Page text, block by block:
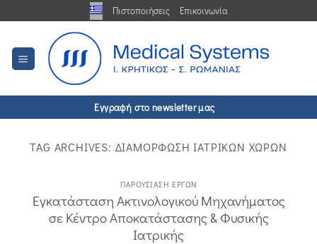
στο
περιεχόμενο
Πιστοποιήσεις Επικοινωνία
Εγγραφή στο newsletter μας
TAG ARCHIVES: ΔΙΑΜΌΡΦΩΣΗ ΙΑΤΡΙΚΏΝ ΧΏΡΩΝ
ΠΑΡΟΥΣΊΑΣΗ ΈΡΓΩΝ
Εγκατάσταση Ακτινολογικού Μηχανήματος
σε Κέντρο Αποκατάστασης & Φυσικής
Ιατρικής